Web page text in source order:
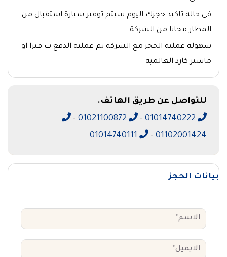
في حالة تاكيد حجزك اليوم سيتم توفير سيارة استقبال من
المطار مجانا من الشركة
سهولة عملية الحجز مع الشركة ثم عملية الدفع ب فيزا او
ماستر كارد العالمية
للتواصل عن طريق الهاتف.
-
-
01102001424
-
بيانات الحجز